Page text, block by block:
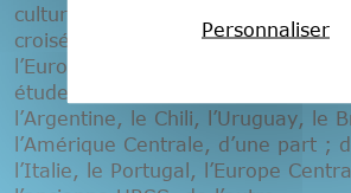
culturelles, intégrant – en vue
croisée de ces corpus - l’Amérique
l’Europe. Ils présentent des
études de cas sur les « post-
l’Argentine, le Chili, l’Uruguay, le
l’Amérique Centrale, d’une part ;
l’Italie, le Portugal, l’Europe
Personnaliser